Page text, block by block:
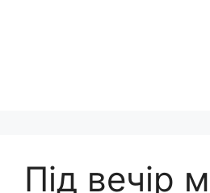
Під вечір